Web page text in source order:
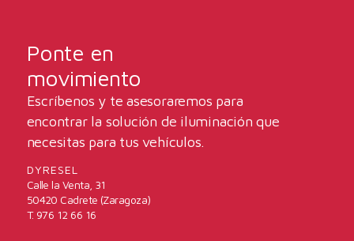
Ponte en
movimiento
Escríbenos y te asesoraremos para
encontrar la solución de iluminación que
necesitas para tus vehículos.
DYRESEL
Calle la Venta, 31
50420 Cadrete (Zaragoza)
T. 976 12 66 16